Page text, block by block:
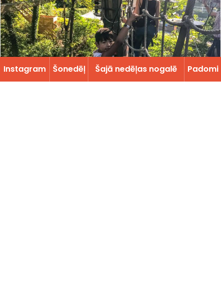
Instagram Šonedēļ Šajā nedēļas nogalē Padomi